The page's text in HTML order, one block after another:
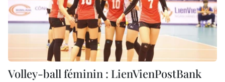
Volley-ball féminin : LienVienPostBank